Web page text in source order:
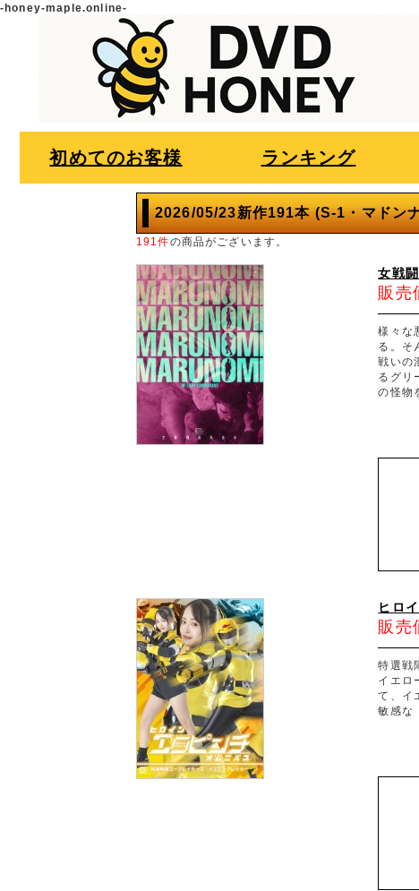
-honey-maple.online-
初めてのお客様 ランキング
2026/05/23新作191本 (S-1・マドン
191件の商品がございます。
女戦
販売
様々な
る。そ
戦いの
るグリ
の怪物
ヒロ
販売
特選戦
イエロ
て、イ
敏感な